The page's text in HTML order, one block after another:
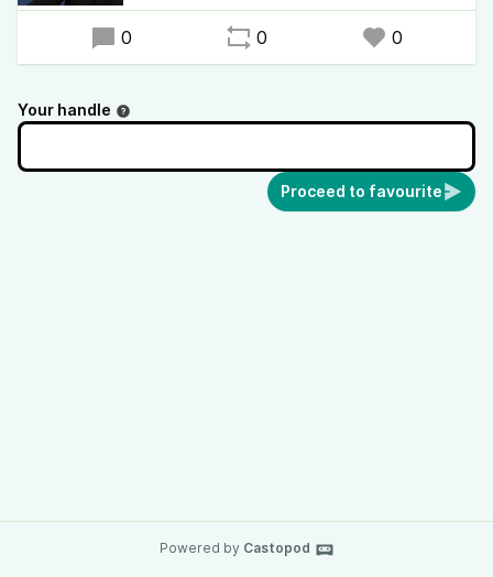
Какова реальная цена этой затяжной войны
России в Украине? И могут ли европейцы
обсуждаем с Кириллом Роговым.
0 0 0
Your handle
Proceed to favourite
Powered by Castopod